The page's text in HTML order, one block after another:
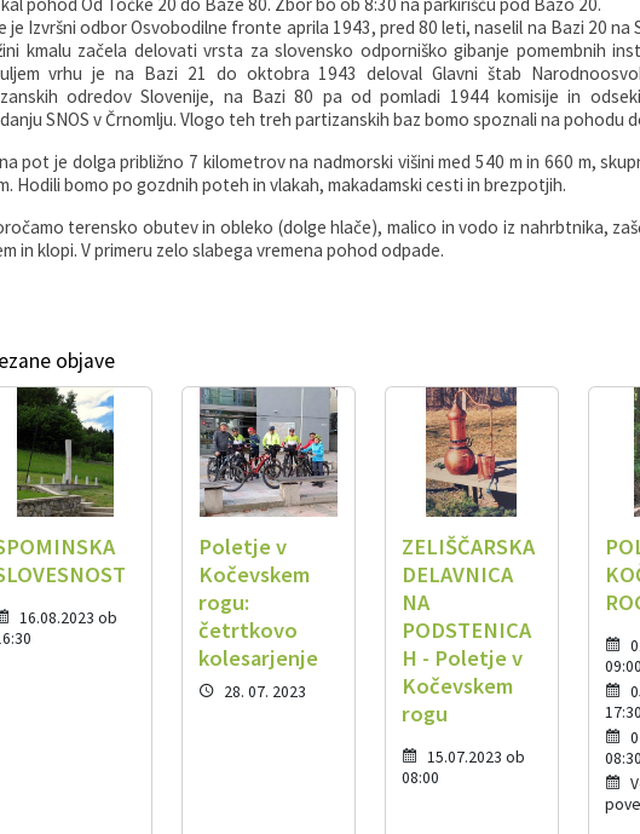
je Izvršni odbor Osvobodilne fronte aprila 1943, pred 80 leti, naselil na Bazi 20 na
kmalu začela delovati vrsta za slovensko odporniško gibanje pomembnih
vrhu je na Bazi 21 do oktobra 1943 deloval Glavni štab
odredov Slovenije, na Bazi 80 pa od pomladi 1944 komisije in
SNOS v Črnomlju. Vlogo teh treh partizanskih baz bomo spoznali na pohodu
pot je dolga približno 7 kilometrov na nadmorski višini med 540 m in 660 m,
Hodili bomo po gozdnih poteh in vlakah, makadamski cesti in brezpotjih.
terensko obutev in obleko (dolge hlače), malico in vodo iz nahrbtnika,
in klopi. V primeru zelo slabega vremena pohod odpade.
objave
16.08.2023 ob
Poletje v
Kočevskem
rogu:
četrtkovo
kolesarjenje
28. 07. 2023
ZELIŠČARSKA
DELAVNICA
NA
PODSTENICA
H - Poletje v
Kočevskem
rogu
15.07.2023 ob
08:00
09:00
17:30
08:30